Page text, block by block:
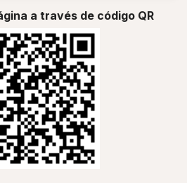
a través de código QR